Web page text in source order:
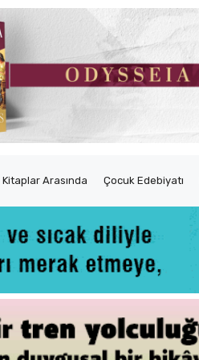
Kitaplar Arasında Çocuk Edebiyatı